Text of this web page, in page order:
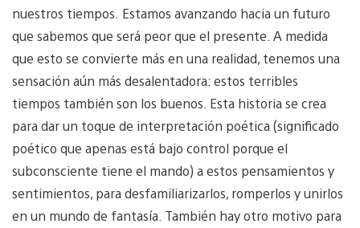
nuestros tiempos. Estamos avanzando hacia un futuro
que sabemos que será peor que el presente. A medida
que esto se convierte más en una realidad, tenemos una
sensación aún más desalentadora: estos terribles
tiempos también son los buenos. Esta historia se crea
para dar un toque de interpretación poética (significado
poético que apenas está bajo control porque el
subconsciente tiene el mando) a estos pensamientos y
sentimientos, para desfamiliarizarlos, romperlos y unirlos
en un mundo de fantasía. También hay otro motivo para